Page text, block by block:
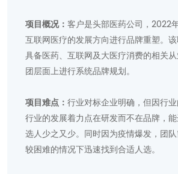
项目概况： 客户是头部医药公司，2022
互联网医疗的发展方向进行品牌重塑。
具备医药、互联网及大医疗消费的相关
团层面上进行系统品牌规划。
项目难点： 行业对标企业明确，但因行
行业的发展着力点在研发而不在品牌，
选人少之又少。同时因为疫情爆发，团
较困难的情况下迅速找到合适人选。